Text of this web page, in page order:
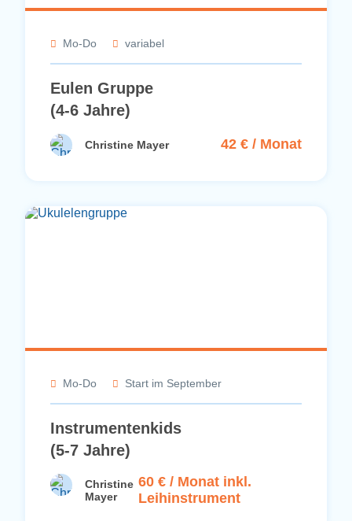
Mo-Do variabel
Eulen Gruppe
(4-6 Jahre)
Christine Mayer 42 € / Monat
Mo-Do Start im September
Instrumentenkids
(5-7 Jahre)
Christine
Mayer
60 € / Monat inkl.
Leihinstrument